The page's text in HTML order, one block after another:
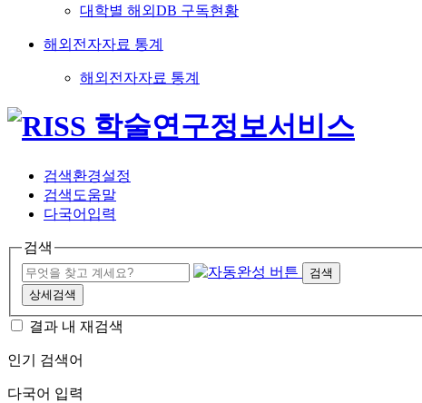
대학별 해외DB 구독현황
해외전자자료 통계
해외전자자료 통계
검색환경설정
검색도움말
다국어입력
검색
검색
상세검색
결과 내 재검색
인기 검색어
다국어 입력